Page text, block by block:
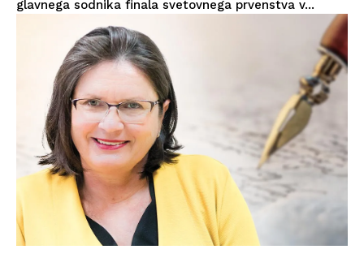
glavnega sodnika finala svetovnega prvenstva v...